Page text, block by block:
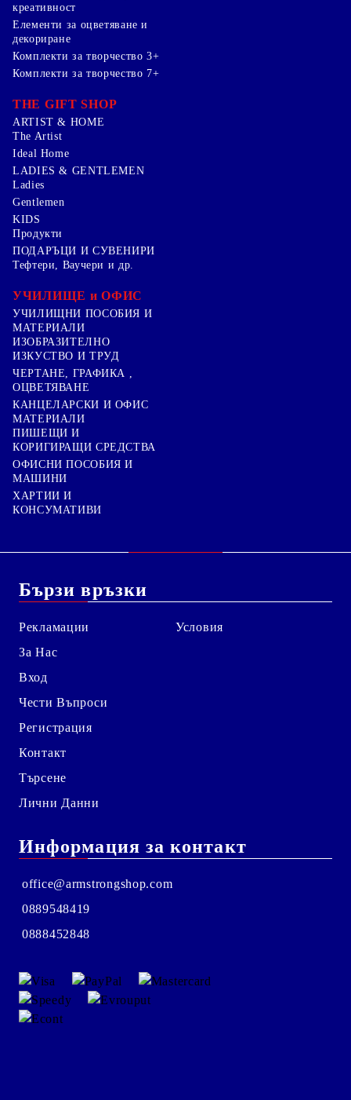
креативност
Елементи за оцветяване и
декориране
Комплекти за творчество 3+
Комплекти за творчество 7+
THE GIFT SHOP
ARTIST & HOME
The Artist
Ideal Home
LADIES & GENTLEMEN
Ladies
Gentlemen
KIDS
Продукти
ПОДАРЪЦИ И СУВЕНИРИ
Тефтери, Ваучери и др.
УЧИЛИЩЕ и ОФИС
УЧИЛИЩНИ ПОСОБИЯ И
МАТЕРИАЛИ
ИЗОБРАЗИТЕЛНО
ИЗКУСТВО И ТРУД
ЧЕРТАНЕ, ГРАФИКА ,
ОЦВЕТЯВАНЕ
КАНЦЕЛАРСКИ И ОФИС
МАТЕРИАЛИ
ПИШЕЩИ И
КОРИГИРАЩИ СРЕДСТВА
ОФИСНИ ПОСОБИЯ И
МАШИНИ
ХАРТИИ И
КОНСУМАТИВИ
Бързи връзки
Рекламации
За Нас
Вход
Чести Въпроси
Регистрация
Контакт
Търсене
Лични Данни
Условия
Информация за контакт
office@armstrongshop.com
0889548419
0888452848